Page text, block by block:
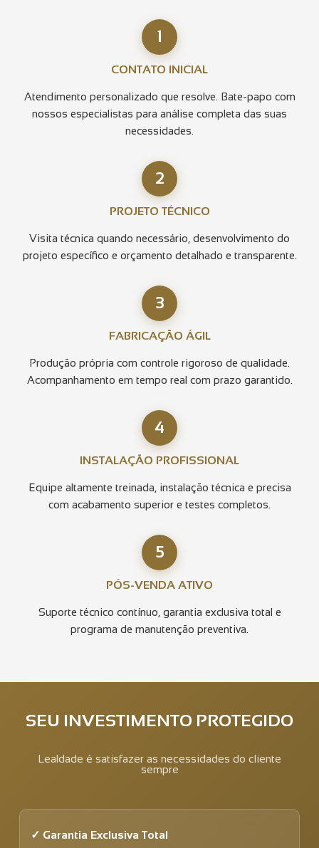
1
CONTATO INICIAL
Atendimento personalizado que resolve. Bate-papo com
nossos especialistas para análise completa das suas
necessidades.
2
PROJETO TÉCNICO
Visita técnica quando necessário, desenvolvimento do
projeto específico e orçamento detalhado e transparente.
3
FABRICAÇÃO ÁGIL
Produção própria com controle rigoroso de qualidade.
Acompanhamento em tempo real com prazo garantido.
4
INSTALAÇÃO PROFISSIONAL
Equipe altamente treinada, instalação técnica e precisa
com acabamento superior e testes completos.
5
PÓS-VENDA ATIVO
Suporte técnico contínuo, garantia exclusiva total e
programa de manutenção preventiva.
SEU INVESTIMENTO PROTEGIDO
Lealdade é satisfazer as necessidades do cliente
sempre
✓ Garantia Exclusiva Total